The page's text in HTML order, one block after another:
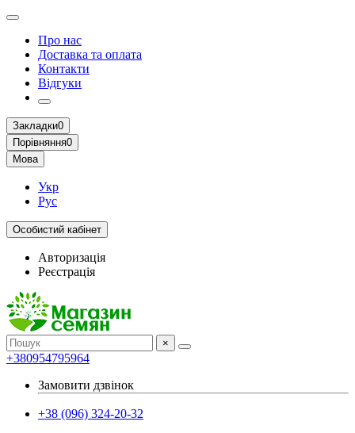
Про нас
Доставка та оплата
Контакти
Відгуки
Закладки0
Порівняння0
Мова
Укр
Рус
Особистий кабінет
Авторизація
Реєстрація
×
+380954795964
Замовити дзвінок
+38 (096) 324-20-32